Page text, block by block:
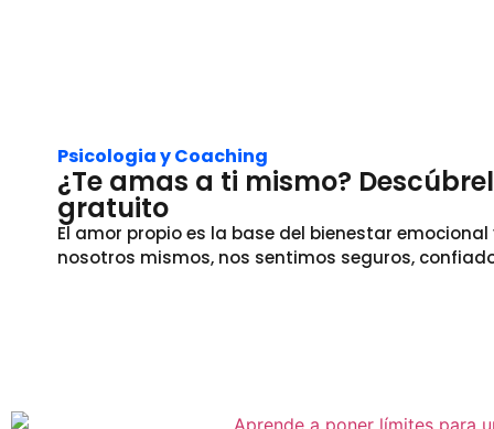
Psicologia y Coaching
¿Te amas a ti mismo?
gratuito
El amor propio es la base del bienestar
nosotros mismos, nos sentimos seguros,